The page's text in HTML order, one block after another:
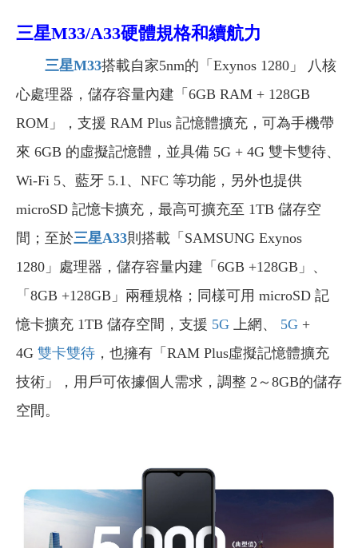
三星M33/A33硬體規格和續航力
三星M33搭載自家5nm的「Exynos 1280」 八核
心處理器，儲存容量內建「6GB RAM + 128GB
ROM」，支援 RAM Plus 記憶體擴充，可為手機帶
來 6GB 的虛擬記憶體，並具備 5G + 4G 雙卡雙待、
Wi-Fi 5、藍牙 5.1、NFC 等功能，另外也提供
microSD 記憶卡擴充，最高可擴充至 1TB 儲存空
間；至於三星A33則搭載「SAMSUNG Exynos
1280」處理器，儲存容量内建「6GB +128GB」、
「8GB +128GB」兩種規格；同樣可用 microSD 記
憶卡擴充 1TB 儲存空間，支援 5G 上網、 5G +
4G 雙卡雙待 ，也擁有「RAM Plus虛擬記憶體擴充
技術」，用戶可依據個人需求，調整 2～8GB的儲存
空間。